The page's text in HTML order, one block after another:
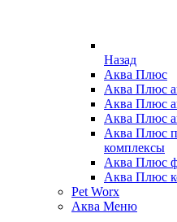
Назад
Аква Плюс
Аква Плюс
Аква Плюс
Аква Плюс
Аква Плюс
комплексы
Аква Плюс
Аква Плюс
Pet Worx
Аква Меню